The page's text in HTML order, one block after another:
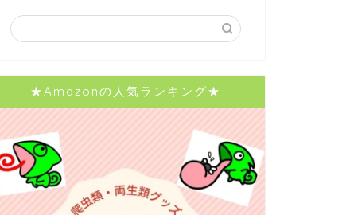
★Amazonの人気ランキング★